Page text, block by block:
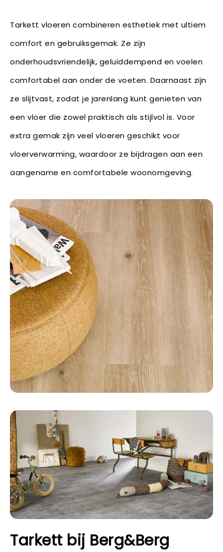
Tarkett vloeren combineren esthetiek met ultiem
comfort en gebruiksgemak. Ze zijn
onderhoudsvriendelijk, geluiddempend en voelen
comfortabel aan onder de voeten. Daarnaast zijn
ze slijtvast, zodat je jarenlang kunt genieten van
een vloer die zowel praktisch als stijlvol is. Voor
extra gemak zijn veel vloeren geschikt voor
vloerverwarming, waardoor ze bijdragen aan een
aangename en comfortabele woonomgeving.
Tarkett bij Berg&Berg